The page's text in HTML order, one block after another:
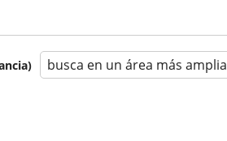
busca en un área más amplia